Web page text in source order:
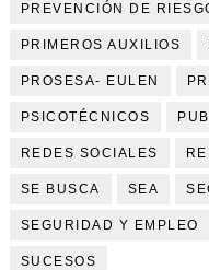
PREVENCIÓN DE
PRIMEROS AUXILIOS
PROSESA- EULEN
PSICOTÉCNICOS
REDES SOCIALES
SE BUSCA SEA
SEGURIDAD Y EMPLEO
SUCESOS